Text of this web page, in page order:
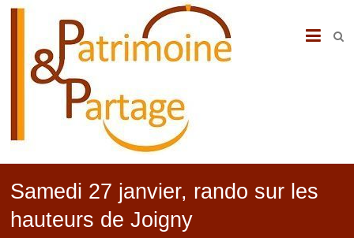
PATRIMOINE
PARTAGE
Samedi 27 janvier, rando sur les
hauteurs de Joigny